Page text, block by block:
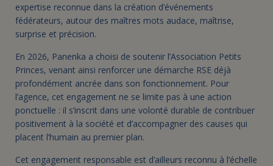
expertise reconnue dans la création d’événements
fédérateurs, autour des maîtres mots audace, maîtrise,
surprise et précision.
En 2026, Panenka a choisi de soutenir l’Association Petits
Princes, venant ainsi renforcer une démarche RSE déjà
profondément ancrée dans son fonctionnement. Pour
l’agence, cet engagement ne se limite pas à une action
ponctuelle : il s’inscrit dans une volonté durable de contribuer
positivement à la société et d’accompagner des causes qui
placent l’humain au premier plan.
Cet engagement responsable est d’ailleurs reconnu à l’échelle